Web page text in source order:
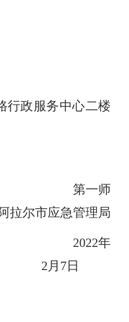
政服务中心二楼
第一师
拉尔市应急管理局
2022年
2 月 7日